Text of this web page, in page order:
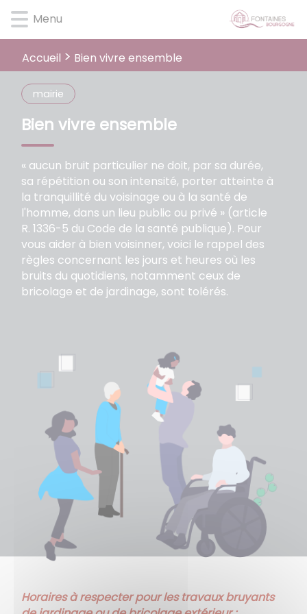
Lien
d'accès
rapide
menu
Lien
d'accès
rapide
contenu
principal
Lien
d'accès
rapide
la
recherche
Lien
d'accès
rapide
pied
page
Menu
Accueil Bien vivre ensemble
mairie
Bien vivre ensemble
« aucun bruit particulier ne doit, par sa durée,
sa répétition ou son intensité, porter atteinte à
la tranquillité du voisinage ou à la santé de
l'homme, dans un lieu public ou privé » (article
R. 1336-5 du Code de la santé publique). Pour
vous aider à bien voisinner, voici le rappel des
règles concernant les jours et heures où les
bruits du quotidiens, notamment ceux de
bricolage et de jardinage, sont tolérés.
Horaires à respecter pour les travaux bruyants